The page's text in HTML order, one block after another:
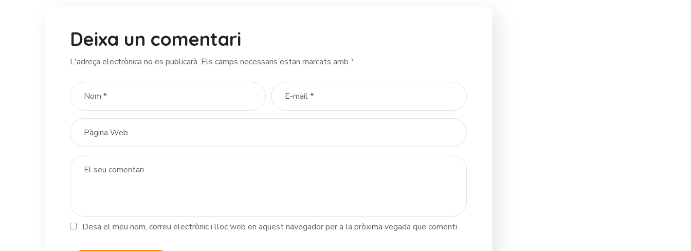
Deixa un comentari
L'adreça electrònica no es publicarà. Els camps necessaris estan marcats amb *
Desa el meu nom, correu electrònic i lloc web en aquest navegador per a la pròxima vegada que comenti.